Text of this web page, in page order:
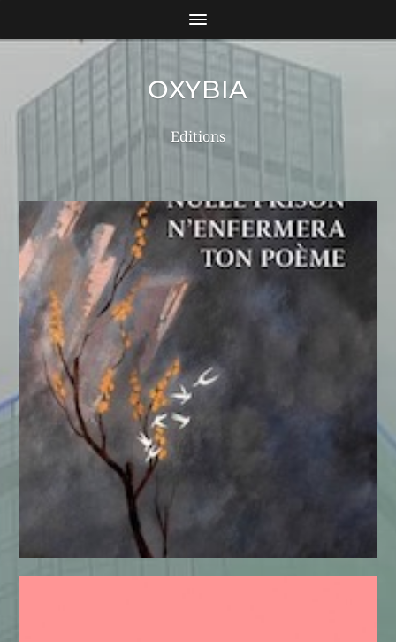
OXYBIA
Editions